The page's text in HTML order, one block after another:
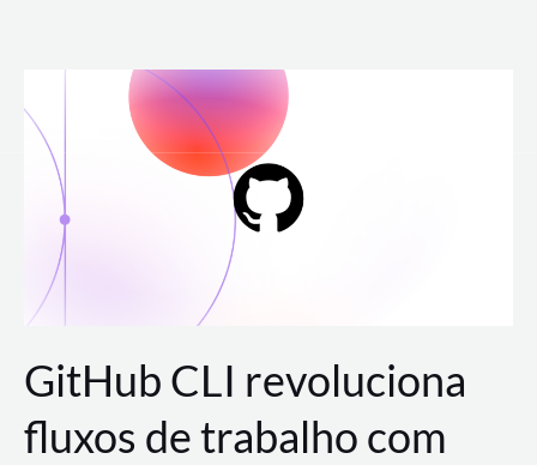
para
conteúdo
GitHub CLI revoluciona
fluxos de trabalho com